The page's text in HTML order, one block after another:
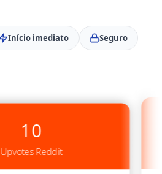
Início imediato Seguro
10
Upvotes Reddit